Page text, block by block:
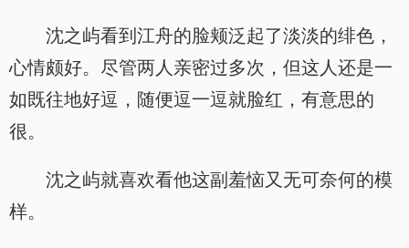
沈之屿看到江舟的脸颊泛起了淡淡的绯色，
心情颇好。尽管两人亲密过多次，但这人还是一
如既往地好逗，随便逗一逗就脸红，有意思的
很。
沈之屿就喜欢看他这副羞恼又无可奈何的模
样。